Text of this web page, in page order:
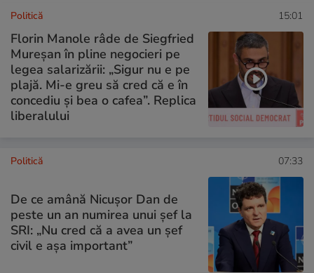
Politică 15:01
Florin Manole râde de Siegfried
Mureșan în pline negocieri pe
legea salarizării: „Sigur nu e pe
plajă. Mi-e greu să cred că e în
concediu și bea o cafea”. Replica
liberalului
Politică 07:33
De ce amână Nicușor Dan de
peste un an numirea unui șef la
SRI: „Nu cred că a avea un şef
civil e așa important”